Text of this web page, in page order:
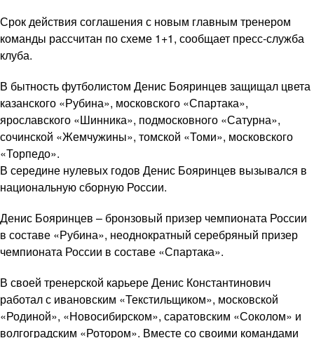
Срок действия соглашения с новым главным тренером
команды рассчитан по схеме 1+1, сообщает пресс-служба
клуба.
В бытность футболистом Денис Бояринцев защищал цвета
казанского «Рубина», московского «Спартака»,
ярославского «Шинника», подмосковного «Сатурна»,
сочинской «Жемчужины», томской «Томи», московского
«Торпедо».
В середине нулевых годов Денис Бояринцев вызывался в
национальную сборную России.
Денис Бояринцев – бронзовый призер чемпионата России
в составе «Рубина», неоднократный серебряный призер
чемпионата России в составе «Спартака».
В своей тренерской карьере Денис Константинович
работал с ивановским «Текстильщиком», московской
«Родиной», «Новосибирском», саратовским «Соколом» и
волгоградским «Ротором». Вместе со своими командами